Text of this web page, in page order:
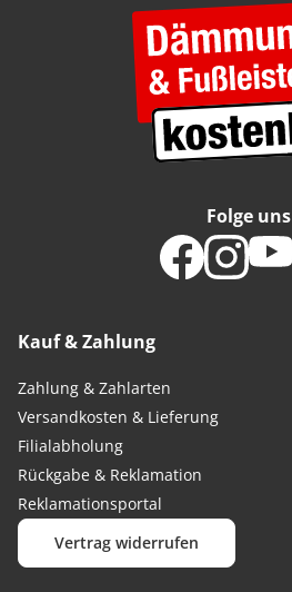
Kauf & Zahlung
Zahlung & Zahlarten
Versandkosten & Lieferung
Filialabholung
Rückgabe & Reklamation
Reklamationsportal
Vertrag widerrufen
Folge uns